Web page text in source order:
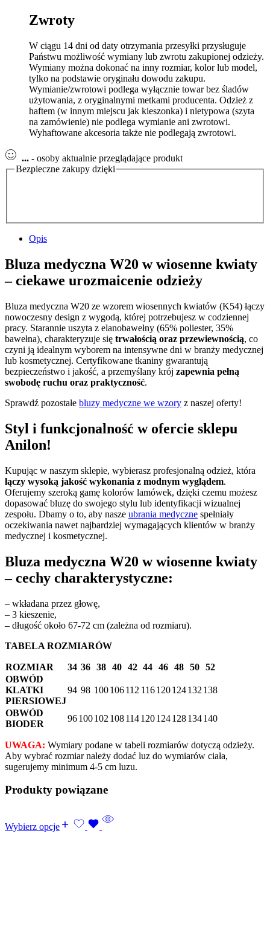
Zwroty
W ciągu 14 dni od daty otrzymania przesyłki przysługuje
Państwu możliwość wymiany lub zwrotu zakupionej odzieży.
Wymiany można dokonać na inny rozmiar, kolor lub model,
tylko na podstawie oryginału dowodu zakupu.
Wymianie/zwrotowi podlega wyłącznie towar bez śladów
użytowania, z oryginalnymi metkami producenta. Odzież z
haftem (w innym miejscu jak kieszonka) i nietypowa (szyta
na zamówienie) nie podlega wymianie ani zwrotowi.
Wyhaftowane akcesoria także nie podlegają zwrotowi.
... - osoby aktualnie przeglądające produkt
Bezpieczne zakupy dzięki
Opis
Bluza medyczna W20 w wiosenne kwiaty
– ciekawe urozmaicenie odzieży
Bluza medyczna W20 ze wzorem wiosennych kwiatów (K54) łączy
nowoczesny design z wygodą, której potrzebujesz w codziennej
pracy. Starannie uszyta z elanobawełny (65% poliester, 35%
bawełna), charakteryzuje się trwałością oraz przewiewnością, co
czyni ją idealnym wyborem na intensywne dni w branży medycznej
lub kosmetycznej. Certyfikowane tkaniny gwarantują
bezpieczeństwo i jakość, a przemyślany krój zapewnia pełną
swobodę ruchu oraz praktyczność.
Sprawdź pozostałe bluzy medyczne we wzory z naszej oferty!
Styl i funkcjonalność w ofercie sklepu
Anilon!
Kupując w naszym sklepie, wybierasz profesjonalną odzież, która
łączy wysoką jakość wykonania z modnym wyglądem.
Oferujemy szeroką gamę kolorów lamówek, dzięki czemu możesz
dopasować bluzę do swojego stylu lub identyfikacji wizualnej
zespołu. Dbamy o to, aby nasze ubrania medyczne spełniały
oczekiwania nawet najbardziej wymagających klientów w branży
medycznej i kosmetycznej.
Bluza medyczna W20 w wiosenne kwiaty
– cechy charakterystyczne:
– wkładana przez głowę,
– 3 kieszenie,
– długość około 67-72 cm (zależna od rozmiaru).
TABELA ROZMIARÓW
ROZMIAR 34 36 38 40 42 44 46 48 50 52
OBWÓD
KLATKI
PIERSIOWEJ
94 98 100106112 116 120124132 138
OBWÓD
BIODER
96100102 108114120124128134140
UWAGA: Wymiary podane w tabeli rozmiarów dotyczą odzieży.
Aby wybrać rozmiar należy dodać luz do wymiarów ciała,
sugerujemy minimum 4-5 cm luzu.
Produkty powiązane
Wybierz opcje